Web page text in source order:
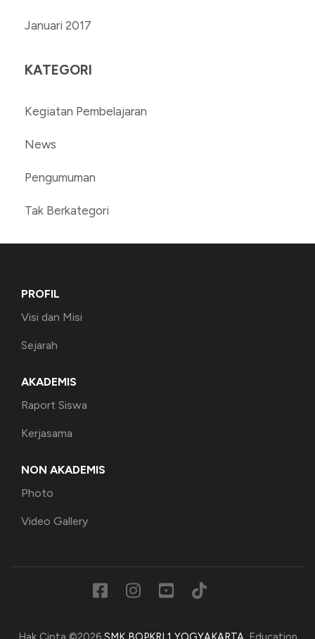
Januari 2017
KATEGORI
Kegiatan Pembelajaran
News
Pengumuman
Tak Berkategori
PROFIL
Visi dan Misi
Sejarah
AKADEMIS
Raport Siswa
Kerjasama
NON AKADEMIS
Photo
Video Gallery